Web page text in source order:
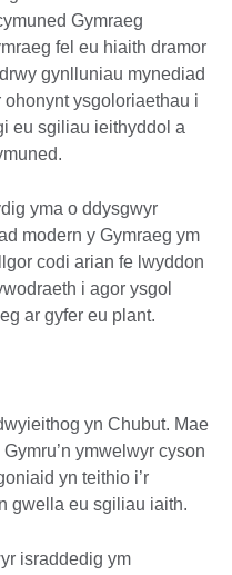
Gymraeg
fel eu hiaith dramor
gynlluniau mynediad
ysgoloriaethau i
eu sgiliau ieithyddol a
yma o ddysgwyr
modern y Gymraeg ym
codi arian fe lwyddon
i agor ysgol
ar gyfer eu plant.
yn Chubut. Mae
ymwelwyr cyson
yn teithio i’r
gwella eu sgiliau iaith.
israddedig ym